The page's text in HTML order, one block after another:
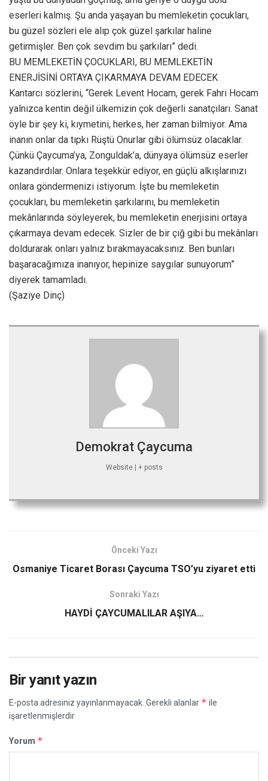
eserleri kalmış. Şu anda yaşayan bu memleketin çocukları,
bu güzel sözleri ele alıp çok güzel şarkılar haline
getirmişler. Ben çok sevdim bu şarkıları” dedi.
BU MEMLEKETİN ÇOCUKLARI, BU MEMLEKETİN
ENERJİSİNİ ORTAYA ÇIKARMAYA DEVAM EDECEK
Kantarcı sözlerini, “Gerek Levent Hocam, gerek Fahri Hocam
yalnızca kentin değil ülkemizin çok değerli sanatçıları. Sanat
öyle bir şey ki, kıymetini, herkes, her zaman bilmiyor. Ama
inanın onlar da tıpkı Rüştü Onurlar gibi ölümsüz olacaklar.
Çünkü Çaycuma’ya, Zonguldak’a, dünyaya ölümsüz eserler
kazandırdılar. Onlara teşekkür ediyor, en güçlü alkışlarınızı
onlara göndermenizi istiyorum. İşte bu memleketin
çocukları, bu memleketin şarkılarını, bu memleketin
mekânlarında söyleyerek, bu memleketin enerjisini ortaya
çıkarmaya devam edecek. Sizler de bir çığ gibi bu mekânları
doldurarak onları yalnız bırakmayacaksınız. Ben bunları
başaracağımıza inanıyor, hepinize saygılar sunuyorum”
diyerek tamamladı.
(Şaziye Dinç)
Demokrat Çaycuma
Website | + posts
Önceki Yazı
Osmaniye Ticaret Borası Çaycuma TSO’yu ziyaret etti
Sonraki Yazı
HAYDİ ÇAYCUMALILAR AŞIYA…
Bir yanıt yazın
E-posta adresiniz yayınlanmayacak. Gerekli alanlar * ile
işaretlenmişlerdir
Yorum *